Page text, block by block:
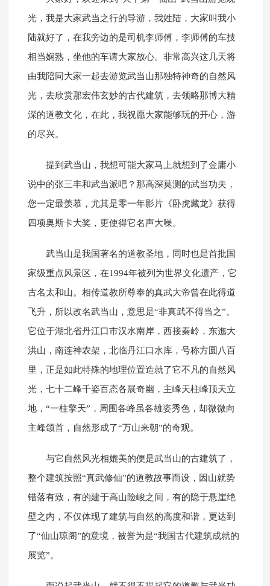
光，我是大家武当之行的导游，我姓陆，大家叫我小
陆就好了，在我旁边的是司机李师傅，李师傅的车技
相当娴熟，坐他的车请大家放心。非常高兴这几天将
由我陪同大家一起去游览武当山那独特神奇的自然风
光，去欣赏那宏伟玄妙的古代建筑，去领略那博大精
深的道教文化，在此，我祝愿大家能够玩的开心，游
的尽兴。
提到武当山，我想可能大家马上就想到了金庸小
说中的张三丰和武当派吧？那高深莫测的武当功夫，
您一定最羡慕，尤其是零一年影片《卧虎藏龙》获得
四项奥斯卡大奖，更使得它名声大噪。
武当山是我国著名的道教圣地，同时也是首批国
家级重点风景区，在1994年被列为世界文化遗产，它
古名太和山。相传道教所尊奉的真武大帝曾在此得道
飞升，所以改名武当山，意思是“非真武不得当之”。
它位于湖北省丹江口市汉水南岸，西接秦岭，东迤大
洪山，南连神农架，北临丹江口水库，号称方圆八百
里，正是如此特殊的地理位置造就了它不凡的自然风
光，七十二峰千姿百态各展奇幽，主峰天柱峰顶天立
地，“一柱擎天”，周围各峰虽各雄姿秀色，却微微向
主峰颌首，自然形成了“万山来朝”的奇观。
与它自然风光相媲美的便是武当山的古建筑了，
整个建筑按照“真武修仙”的道教故事而设，因山就势
错落有致，有的建于高山险峻之间，有的隐于悬崖绝
壁之内，不仅体现了建筑与自然的高度和谐，更达到
了“仙山琼阁”的意境，被誉为是“我国古代建筑成就的
展览”。